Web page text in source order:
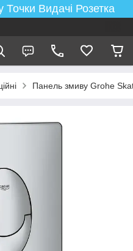
Видачі Розетка
Панель змиву Grohe